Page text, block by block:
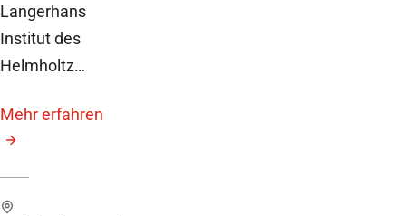
Langerhans
Institut des
Helmholtz…
Mehr erfahren